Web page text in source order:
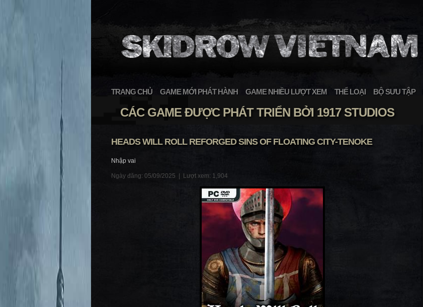
TRANG CHỦ GAME MỚI PHÁT HÀNH GAME NHIỀU LƯỢT XEM THỂ LOẠI BỘ SƯU TẬP
CÁC GAME ĐƯỢC PHÁT TRIỂN BỞI 1917 STUDIOS
HEADS WILL ROLL REFORGED SINS OF FLOATING CITY-TENOKE
Nhập vai
Ngày đăng: 05/09/2025 | Lượt xem: 1,904